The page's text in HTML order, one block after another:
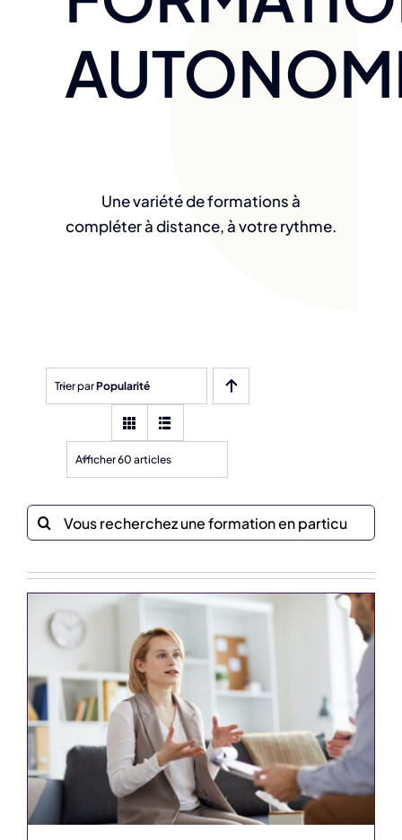
Une variété de formations à
compléter à distance, à votre rythme.
Trier parPopularité
Afficher 60 articles
Recherche
sur
site